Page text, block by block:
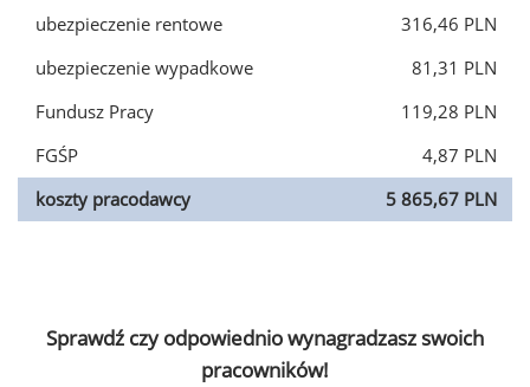
ubezpieczenie rentowe
316,46 PLN
ubezpieczenie wypadkowe
81,31 PLN
Fundusz Pracy
119,28 PLN
FGŚP
4,87 PLN
koszty pracodawcy
5 865,67 PLN
Sprawdź czy odpowiednio wynagradzasz swoich
pracowników!